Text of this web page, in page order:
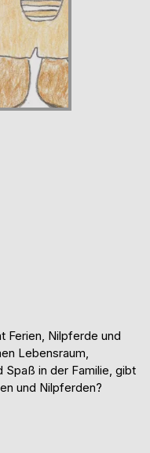
Ferien, Nilpferde und
Lebensraum,
Spaß in der Familie, gibt
und Nilpferden?